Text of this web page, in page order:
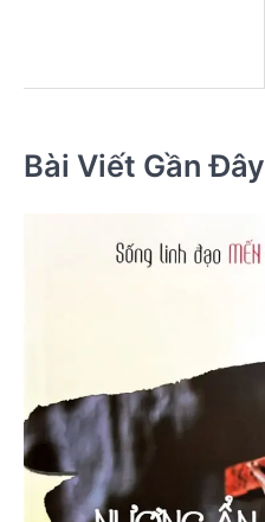
Bài Viết Gần Đây